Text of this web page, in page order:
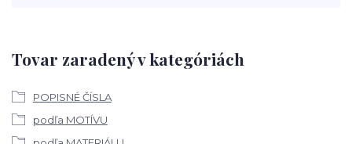
Tovar zaradený v kategóriách
POPISNÉ ČÍSLA
podľa MOTÍVU